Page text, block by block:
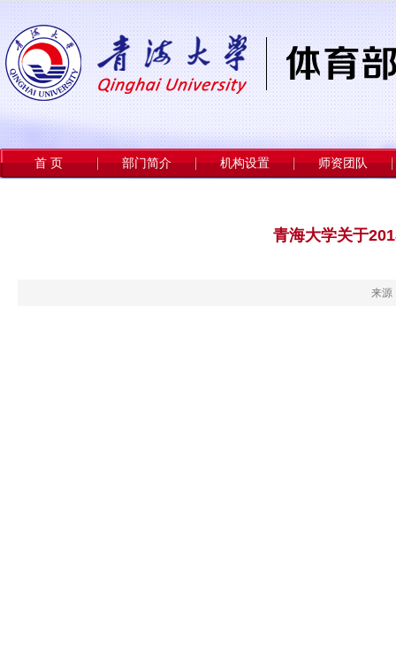
首 页 部门简介 机构设置 师资团队
青海大学关于
来源